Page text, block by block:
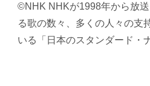
©NHK NHKが1998年から放
る歌の数々、多くの人々の支
いる「日本のスタンダード・